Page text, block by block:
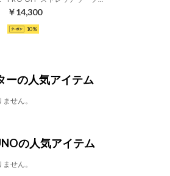
￥14,300
10
ーの人気アイテム
せん。
の人気アイテム
せん。